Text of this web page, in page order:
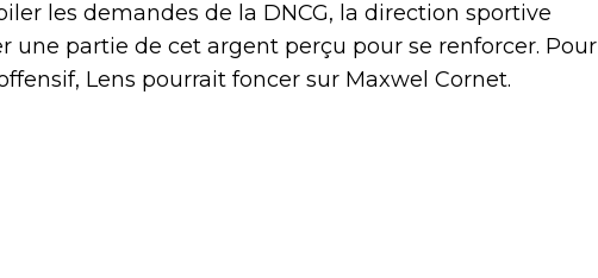
les demandes de la DNCG, la direction sportive
une partie de cet argent perçu pour se renforcer. Pour
Lens pourrait foncer sur Maxwel Cornet.